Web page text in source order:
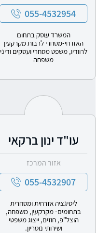
055-4532954
המשרד עוסק בתחום
האזרחי-מסחרי לרבות מקרקעין
לרוודיו, משפט מסחרי ועסקים ודיני
משפחה
עו"ד ינון ברקאי
אזור המרכז
055-4532907
ליטיגציה אזרחית ומסחרית
בתחומים- מקרקעין, משפחה,
הוצל"פ, חוזים, ייצוג משפטי
ושירותי נוטריון.